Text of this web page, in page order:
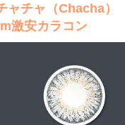
ャチャ（Chacha）
激安カラコン